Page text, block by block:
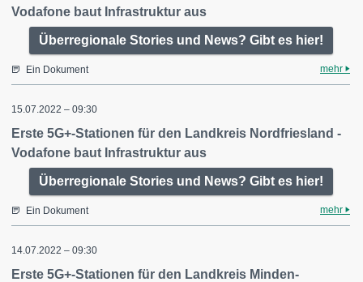
Vodafone baut Infrastruktur aus
Überregionale Stories und News? Gibt es hier!
Ein Dokument mehr
15.07.2022 – 09:30
Erste 5G+-Stationen für den Landkreis Nordfriesland -
Vodafone baut Infrastruktur aus
Überregionale Stories und News? Gibt es hier!
Ein Dokument mehr
14.07.2022 – 09:30
Erste 5G+-Stationen für den Landkreis Minden-